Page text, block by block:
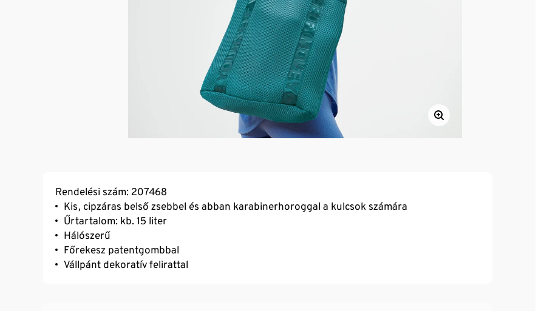
Rendelési szám: 207468
Kis, cipzáras belső zsebbel és abban karabinerhoroggal a kulcsok számára
Űrtartalom: kb. 15 liter
Hálószerű
Főrekesz patentgombbal
Vállpánt dekoratív felirattal